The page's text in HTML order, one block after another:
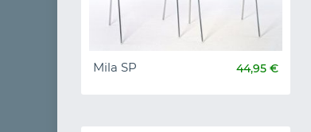
Mila SP 44,95 €